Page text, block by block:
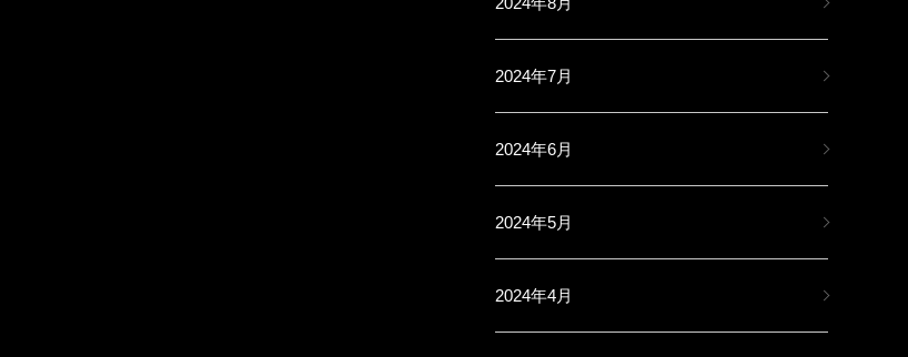
2024年7月
2024年6月
2024年5月
2024年4月